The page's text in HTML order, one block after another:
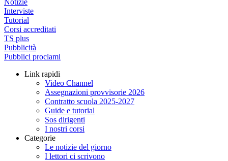
Notizie
Interviste
Tutorial
Corsi accreditati
TS plus
Pubblicità
Pubblici proclami
Link rapidi
Video Channel
Assegnazioni provvisorie 2026
Contratto scuola 2025-2027
Guide e tutorial
Sos dirigenti
I nostri corsi
Categorie
Le notizie del giorno
I lettori ci scrivono